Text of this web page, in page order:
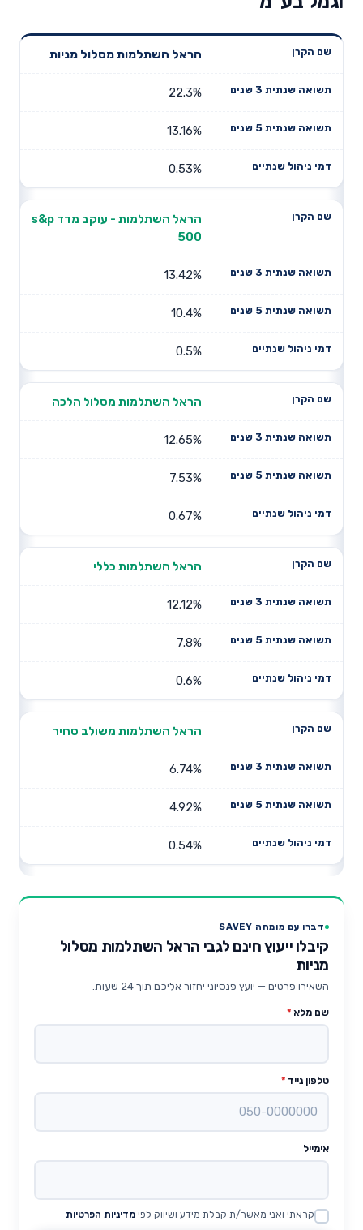
שנים
תשואה
דמי ניהול
הראל השתלמות מסלול מניות
22.3%
13.16%
0.53%
הראל השתלמות - עוקב מדד s&p
500
13.42%
10.4%
0.5%
הראל השתלמות מסלול הלכה
12.65%
7.53%
0.67%
הראל השתלמות כללי
12.12%
7.8%
0.6%
הראל השתלמות משולב סחיר
6.74%
4.92%
0.54%
דברו עם מומחה SAVEY
קיבלו ייעוץ חינם לגבי הראל השתלמות מסלול
מניות
השאירו פרטים — יועץ פנסיוני יחזור אליכם תוך 24 שעות.
שם מלא *
טלפון נייד *
אימייל
Website
קראתי ואני מאשר/ת קבלת מידע ושיווק לפי מדיניות הפרטיות